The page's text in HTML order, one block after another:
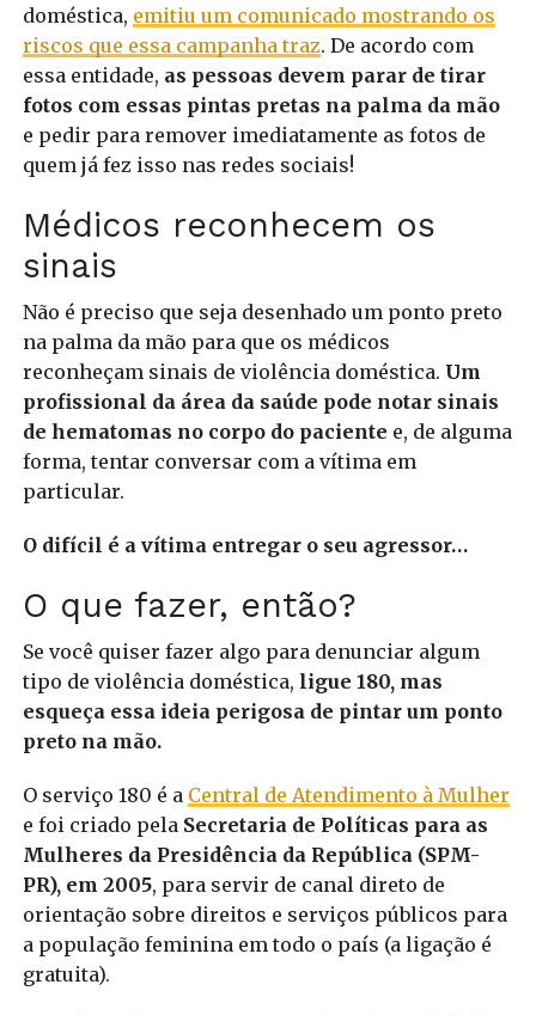
doméstica, emitiu um comunicado mostrando os
riscos que essa campanha traz. De acordo com
essa entidade, as pessoas devem parar de tirar
fotos com essas pintas pretas na palma da mão
e pedir para remover imediatamente as fotos de
quem já fez isso nas redes sociais!
Médicos reconhecem os
sinais
Não é preciso que seja desenhado um ponto preto
na palma da mão para que os médicos
reconheçam sinais de violência doméstica. Um
profissional da área da saúde pode notar sinais
de hematomas no corpo do paciente e, de alguma
forma, tentar conversar com a vítima em
particular.
O difícil é a vítima entregar o seu agressor…
O que fazer, então?
Se você quiser fazer algo para denunciar algum
tipo de violência doméstica, ligue 180, mas
esqueça essa ideia perigosa de pintar um ponto
preto na mão.
O serviço 180 é a Central de Atendimento à Mulher
e foi criado pelaSecretaria de Políticas para as
Mulheres da Presidência da República (SPM-
PR), em 2005, para servir de canal direto de
orientação sobre direitos e serviços públicos para
a população feminina em todo o país (a ligação é
gratuita).